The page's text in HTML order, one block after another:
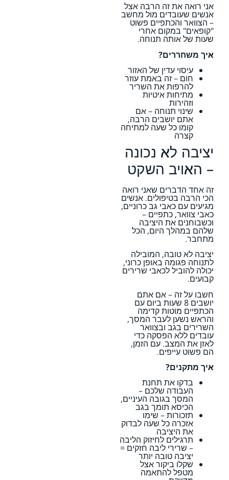
אני רואה את זה הרבה אצל
אנשים שעובדים מול מחשב
– הצוואר והכתפיים פשוט
"קופאים" במקום אחרי
שעות של אותה תנוחה.
איך משחררים?
עיסוי עדין של האזור
חום – זה באמת עוזר
להרפות את השריר
מתיחות איטיות
וזהירות
שינוי תנוחה – אם
אתם יושבים הרבה,
קומו כל שעה למתיחה
קצרה
יציבה לא נכונה
– האויב השקט
זה אחד הדברים שאני רואה
הכי הרבה בטיפולים. אנשים
מגיעים עם כאבי גב כרוניים,
כאבי צוואר, כתפיים –
וכשבוחנים את היציבה
שלהם במהלך היום, הכל
מתחבר.
יציבה לא טובה, המובילה
לתנוחה פגומה באופן כרוני,
יכולה להוביל לכאבי שרירים
קבועים.
חשבו על זה – אם אתם
יושבים 8 שעות ביום עם
הכתפיים מוטות קדימה
והראש נשען לעבר המסך,
השרירים בגב ובצוואר
עובדים ללא הפסקה כדי
לאזן את המצב. עם הזמן,
הם פשוט עייפים.
איך מתקנים?
בדקו את תחנת
העבודה שלכם –
המסך בגובה העיניים,
הכיסא תומך בגב
תזכורות – שימו
אזכרה כל שעה לבדוק
את היציבה
תרגילים לחיזוק הליבה
– שרירי ליבה חזקים =
יציבה טובה יותר
שקלו ביקור אצל
מטפל להתאמה